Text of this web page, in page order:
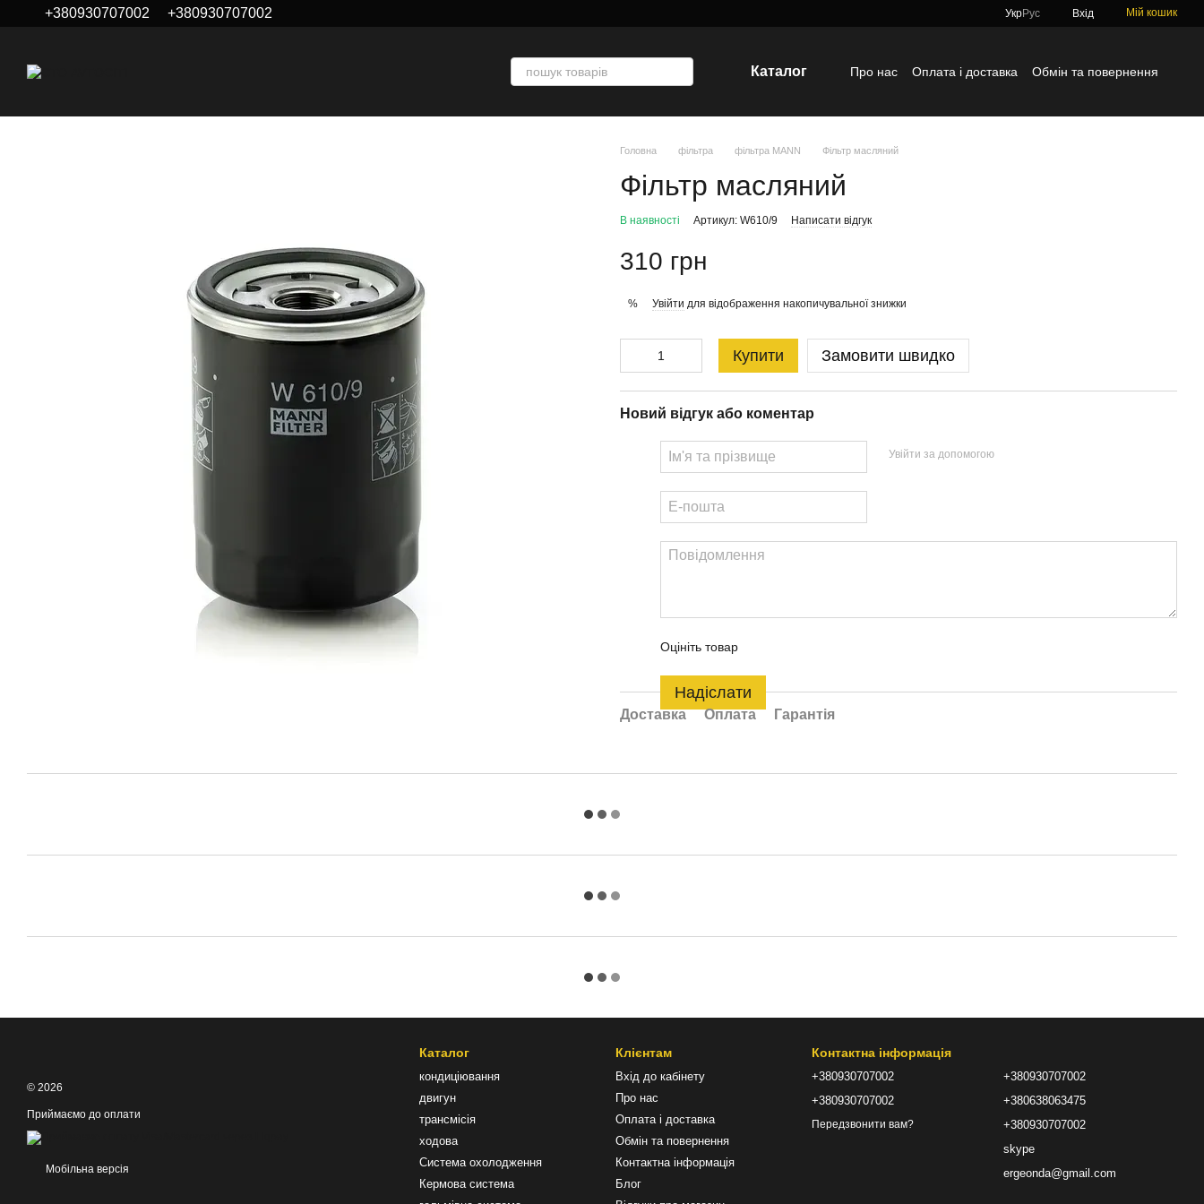
Перейти до основного контенту
+380930707002 +380930707002 УкрРус Вхід Мій кошик
Каталог Про нас Оплата і доставка
Обмін та повернення
Головна фільтра фільтра MANN Фільтр масляний
Фільтр масляний
В наявності Артикул: W610/9 Написати відгук
310 грн
% Увійти для відображення накопичувальної знижки
Купити Замовити швидко
Новий відгук або коментар
Увійти за допомогою
Оцініть товар
Надіслати
Доставка Оплата Гарантія
© 2026
Приймаємо до оплати
Мобільна версія
Каталог
кондиціювання
двигун
трансмісія
ходова
Система охолодження
Кермова система
Клієнтам
Вхід до кабінету
Про нас
Оплата і доставка
Обмін та повернення
Контактна інформація
Блог
Контактна інформація
+380930707002
+380930707002
Передзвонити вам?
+380930707002
+380638063475
+380930707002
skype
ergeonda@gmail.com